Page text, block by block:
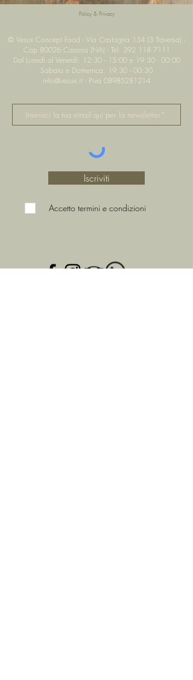
Policy & Privacy
© Vesux Concept Food - Via Castagna 134 (3 Traversa) -
Cap 80026 Casoria (NA) - Tel: 392 118 7111
Dal Lunedì al Venerdì: 12:30 - 15:00 e 19:30 - 00:00
Sabato e Domenica: 19:30 - 00:30
info@vesux.it - Piva 08985281214
Iscriviti
Accetto termini e condizioni